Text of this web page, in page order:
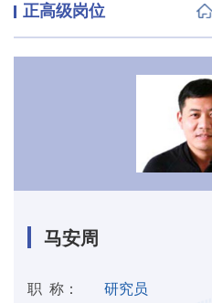
正高级岗位
马安周
职 称： 研究员